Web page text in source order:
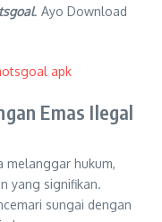
. Ayo Download
Emas Ilegal
melanggar hukum,
yang signifikan.
sungai dengan